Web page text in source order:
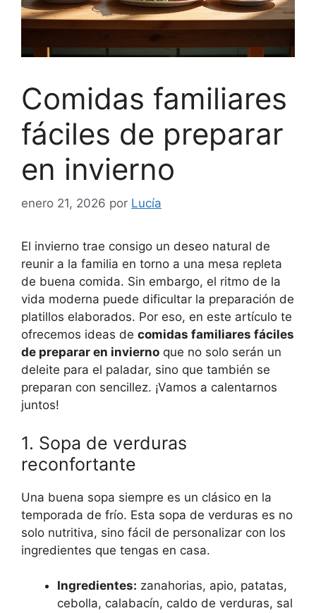
Comidas familiares
fáciles de preparar
en invierno
enero 21, 2026 por Lucía
El invierno trae consigo un deseo natural de
reunir a la familia en torno a una mesa repleta
de buena comida. Sin embargo, el ritmo de la
vida moderna puede dificultar la preparación de
platillos elaborados. Por eso, en este artículo te
ofrecemos ideas de comidas familiares fáciles
de preparar en invierno que no solo serán un
deleite para el paladar, sino que también se
preparan con sencillez. ¡Vamos a calentarnos
juntos!
1. Sopa de verduras
reconfortante
Una buena sopa siempre es un clásico en la
temporada de frío. Esta sopa de verduras es no
solo nutritiva, sino fácil de personalizar con los
ingredientes que tengas en casa.
Ingredientes: zanahorias, apio, patatas,
cebolla, calabacín, caldo de verduras, sal